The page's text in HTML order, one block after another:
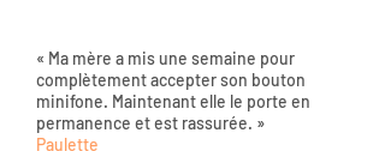
« Ma mère a mis une semaine pour
complètement accepter son bouton
minifone. Maintenant elle le porte en
permanence et est rassurée. »
Paulette